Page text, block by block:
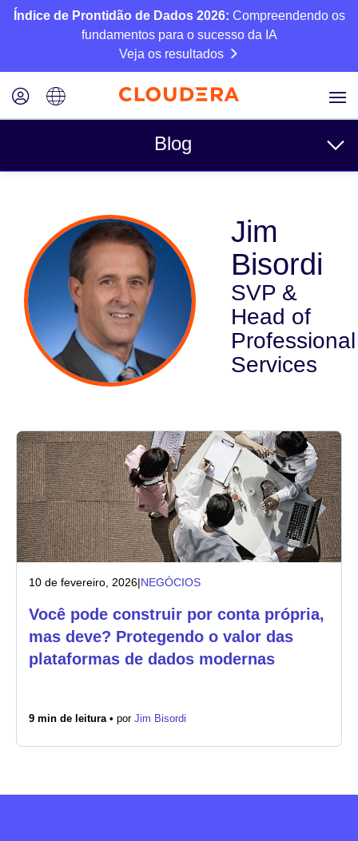
Índice de Prontidão de Dados 2026: Compreendendo os
fundamentos para o sucesso da IA
Veja os resultados
Blog
Negócios
Técnico
Parceiros
Cultura
Fabricação
Seguros
Telecomunicações
Tecnologia
Setor público
Saúde
Educação
Jim
Bisordi
SVP &
Head of
Professional
Services
10 de fevereiro, 2026|NEGÓCIOS
Você pode construir por conta própria,
mas deve? Protegendo o valor das
plataformas de dados modernas
9 min de leitura • por Jim Bisordi